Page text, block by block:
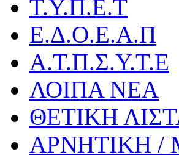
Τ.Υ.Π.Ε.Τ
Ε.Δ.Ο.Ε.Α.Π
Α.Τ.Π.Σ.Υ.Τ.Ε
ΛΟΙΠΑ ΝΕΑ
ΘΕΤΙΚΗ
ΑΡΝΗΤΙΚΗ /